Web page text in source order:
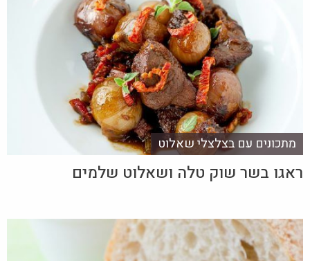
מתכונים עם בצלצלי שאלוט
ראגו בשר שוק טלה ושאלוט שלמים